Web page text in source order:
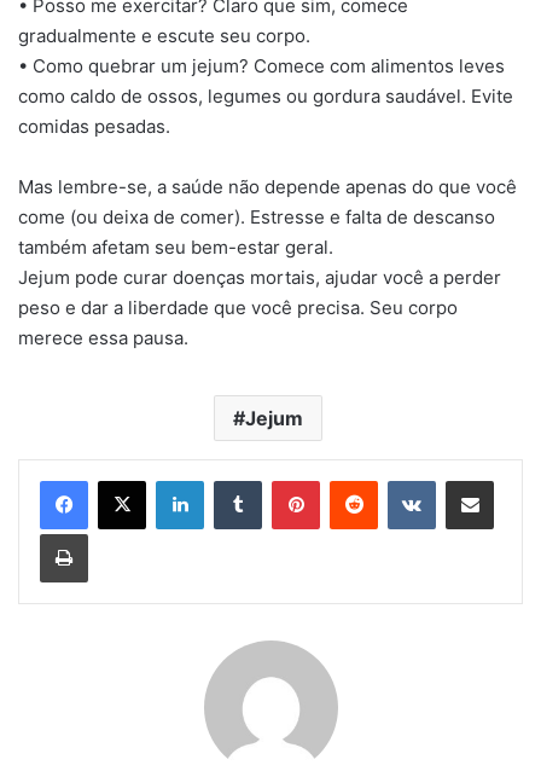
• Posso me exercitar? Claro que sim, comece
gradualmente e escute seu corpo.
• Como quebrar um jejum? Comece com alimentos leves
como caldo de ossos, legumes ou gordura saudável. Evite
comidas pesadas.
Mas lembre-se, a saúde não depende apenas do que você
come (ou deixa de comer). Estresse e falta de descanso
também afetam seu bem-estar geral.
Jejum pode curar doenças mortais, ajudar você a perder
peso e dar a liberdade que você precisa. Seu corpo
merece essa pausa.
Jejum
LinkedinTumblr PinterestReddit VK Compartilhar via e-mail
Imprimir